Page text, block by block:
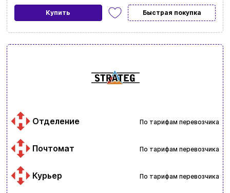
Купить Быстрая покупка
Отделение По тарифам перевозчика
Почтомат По тарифам перевозчика
Курьер По тарифам перевозчика